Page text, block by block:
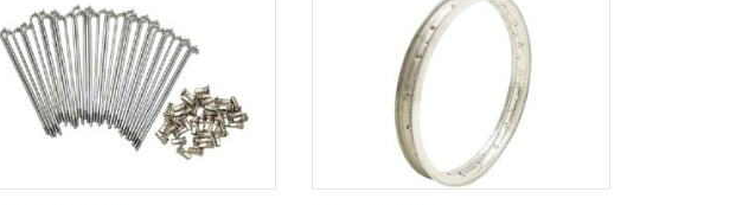
AGGIUNGI AL
CARRELLO
AGGIUNGI AL
CARRELLO